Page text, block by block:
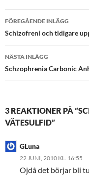
FÖREGÅENDE INLÄGG
Schizofreni och tidigare
NÄSTA INLÄGG
Schzophrenia Carbonic
3 REAKTIONER PÅ
VÄTESULFID”
GLuna
22 JUNI, 2010 KL. 16:55
Ojdå det börjar bli